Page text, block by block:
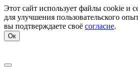
Этот сайт использует файлы cookie и
для улучшения пользовательского
вы подтверждаете своё согласие.
Ок